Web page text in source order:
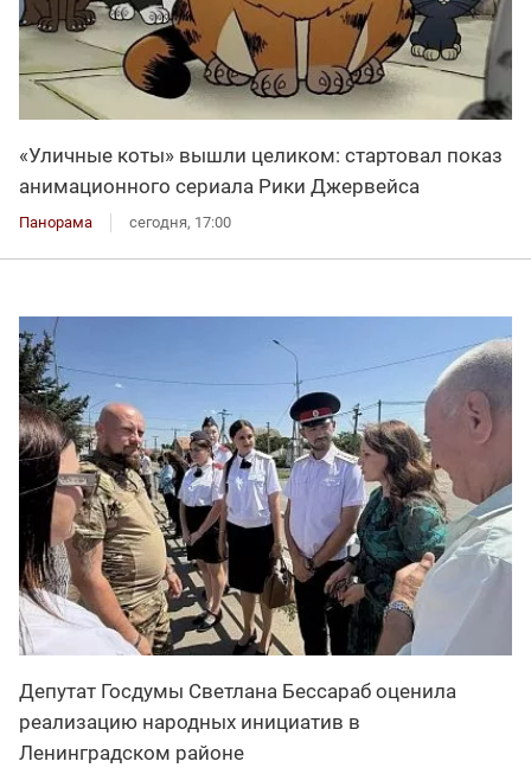
«Уличные коты» вышли целиком: стартовал показ
анимационного сериала Рики Джервейса
Панорама сегодня, 17:00
Депутат Госдумы Светлана Бессараб оценила
реализацию народных инициатив в
Ленинградском районе